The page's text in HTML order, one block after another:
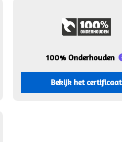
100% Onderhouden
Bekijk het certificaat